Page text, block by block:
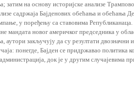
затим на основу историјске анализе
садржаја Бајденових обећања и обећања
у поређењу са ставовима
мандата новог америчког председника у
аутори закључују да су резултати двозначни
понегде, Бајден се придржавао политика
док је у другим случајевима